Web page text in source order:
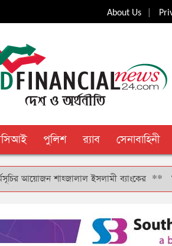
About Us|
পুলিশ র‍্যাব সেনাবাহিনী
শাহ্জালাল ইসলামী ব্যাংকের**‘অ্যাড